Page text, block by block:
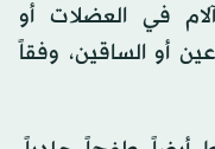
في العضلات أو
أو الساقين، وفقاً